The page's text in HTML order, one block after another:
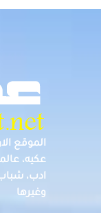
الموقع
عكيه،
ادب،
وغيرها